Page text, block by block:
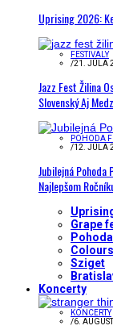
Uprising 2026:
FESTIVALY
/21. JÚLA
Jazz Fest Žilina
Slovenský Aj
POHODA
/12. JÚLA
Jubilejná
Najlepšom
Grape
Sziget
Koncerty
KONCERTY
/6.